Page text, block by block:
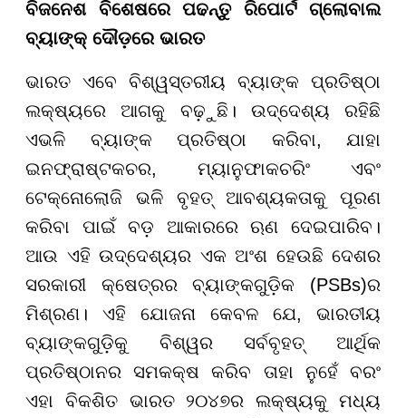
ବିଜନେଶ ବିଶେଷରେ ପଢନ୍ତୁ ରିପୋର୍ଟ ଗ୍ଲୋବାଲ
ବ୍ୟାଙ୍କ୍ ଦୌଡ଼ରେ ଭାରତ
ଭାରତ ଏବେ ବିଶ୍ୱସ୍ତରୀୟ ବ୍ୟାଙ୍କ ପ୍ରତିଷ୍ଠା
ଲକ୍ଷ୍ୟରେ ଆଗକୁ ବଢ଼ୁଛି। ଉଦ୍ଦେଶ୍ୟ ରହିଛି
ଏଭଳି ବ୍ୟାଙ୍କ ପ୍ରତିଷ୍ଠା କରିବା, ଯାହା
ଇନଫ୍ରାଷ୍ଟକଚର, ମ୍ୟାନୁଫାକଚରିଂ ଏବଂ
ଟେକ୍ନୋଲୋଜି ଭଳି ବୃହତ୍ ଆବଶ୍ୟକତାକୁ ପୂରଣ
କରିବା ପାଇଁ ବଡ଼ ଆକାରରେ ଋଣ ଦେଇପାରିବ।
ଆଉ ଏହି ଉଦ୍ଦେଶ୍ୟର ଏକ ଅଂଶ ହେଉଛି ଦେଶର
ସରକାରୀ କ୍ଷେତ୍ରର ବ୍ୟାଙ୍କଗୁଡ଼ିକ (PSBs)ର
ମିଶ୍ରଣ। ଏହି ଯୋଜନା କେବଳ ଯେ, ଭାରତୀୟ
ବ୍ୟାଙ୍କଗୁଡ଼ିକୁ ବିଶ୍ୱର ସର୍ବବୃହତ୍ ଆର୍ଥିକ
ପ୍ରତିଷ୍ଠାନର ସମକକ୍ଷ କରିବ ତାହା ନୁହେଁ ବରଂ
ଏହା ବିକଶିତ ଭାରତ ୨୦୪୭ର ଲକ୍ଷ୍ୟକୁ ମଧ୍ୟ